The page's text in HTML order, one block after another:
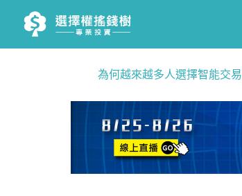
為何越來越多人選擇智能交易